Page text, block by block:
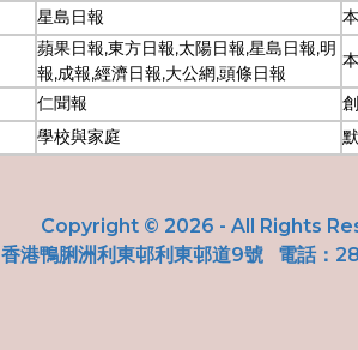
星島日報
蘋果日報,東方日報,太陽日報,星島日報,明
報,成報,經濟日報,大公網,頭條日報
仁聞報
學校與家庭
Copyright © 2026 - All Rights
香港鴨脷洲利東邨利東邨道9號 電話：